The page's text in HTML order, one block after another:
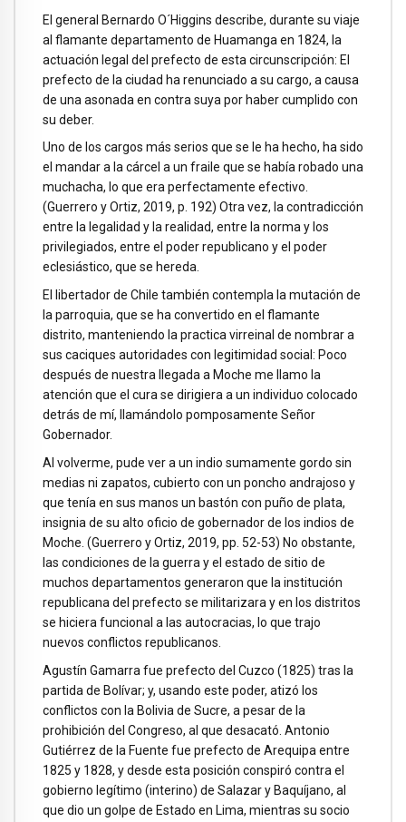
El general Bernardo O´Higgins describe, durante su viaje
al flamante departamento de Huamanga en 1824, la
actuación legal del prefecto de esta circunscripción: El
prefecto de la ciudad ha renunciado a su cargo, a causa
de una asonada en contra suya por haber cumplido con
su deber.
Uno de los cargos más serios que se le ha hecho, ha sido
el mandar a la cárcel a un fraile que se había robado una
muchacha, lo que era perfectamente efectivo.
(Guerrero y Ortiz, 2019, p. 192) Otra vez, la contradicción
entre la legalidad y la realidad, entre la norma y los
privilegiados, entre el poder republicano y el poder
eclesiástico, que se hereda.
El libertador de Chile también contempla la mutación de
la parroquia, que se ha convertido en el flamante
distrito, manteniendo la practica virreinal de nombrar a
sus caciques autoridades con legitimidad social: Poco
después de nuestra llegada a Moche me llamo la
atención que el cura se dirigiera a un individuo colocado
detrás de mí, llamándolo pomposamente Señor
Gobernador.
Al volverme, pude ver a un indio sumamente gordo sin
medias ni zapatos, cubierto con un poncho andrajoso y
que tenía en sus manos un bastón con puño de plata,
insignia de su alto oficio de gobernador de los indios de
Moche. (Guerrero y Ortiz, 2019, pp. 52-53) No obstante,
las condiciones de la guerra y el estado de sitio de
muchos departamentos generaron que la institución
republicana del prefecto se militarizara y en los distritos
se hiciera funcional a las autocracias, lo que trajo
nuevos conflictos republicanos.
Agustín Gamarra fue prefecto del Cuzco (1825) tras la
partida de Bolívar; y, usando este poder, atizó los
conflictos con la Bolivia de Sucre, a pesar de la
prohibición del Congreso, al que desacató. Antonio
Gutiérrez de la Fuente fue prefecto de Arequipa entre
1825 y 1828, y desde esta posición conspiró contra el
gobierno legítimo (interino) de Salazar y Baquíjano, al
que dio un golpe de Estado en Lima, mientras su socio